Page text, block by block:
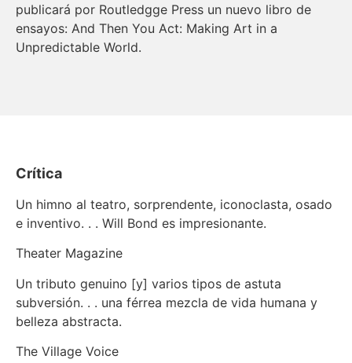
publicará por Routledgge Press un nuevo libro de
ensayos: And Then You Act: Making Art in a
Unpredictable World.
Crítica
Un himno al teatro, sorprendente, iconoclasta, osado
e inventivo. . . Will Bond es impresionante.
Theater Magazine
Un tributo genuino [y] varios tipos de astuta
subversión. . . una férrea mezcla de vida humana y
belleza abstracta.
The Village Voice